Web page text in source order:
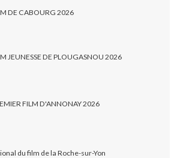
DE CABOURG 2026
JEUNESSE DE PLOUGASNOU 2026
FILM D'ANNONAY 2026
du film de la Roche-sur-Yon